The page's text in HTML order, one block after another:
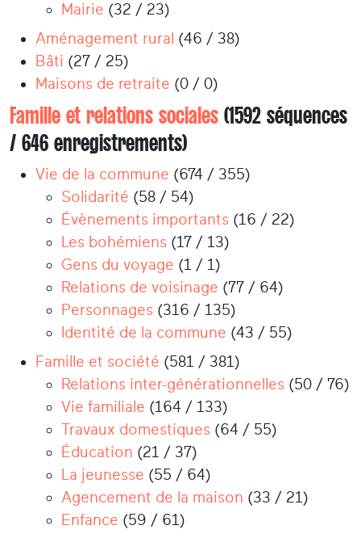
Mairie (32 / 23)
Aménagement rural (46 / 38)
Bâti (27 / 25)
Maisons de retraite (0 / 0)
Famille et relations sociales (1592 séquences
/ 646 enregistrements)
Vie de la commune (674 / 355)
Solidarité (58 / 54)
Évènements importants (16 / 22)
Les bohémiens (17 / 13)
Gens du voyage (1 / 1)
Relations de voisinage (77 / 64)
Personnages (316 / 135)
Identité de la commune (43 / 55)
Famille et société (581 / 381)
Relations inter-générationnelles (50 / 76)
Vie familiale (164 / 133)
Travaux domestiques (64 / 55)
Éducation (21 / 37)
La jeunesse (55 / 64)
Agencement de la maison (33 / 21)
Enfance (59 / 61)